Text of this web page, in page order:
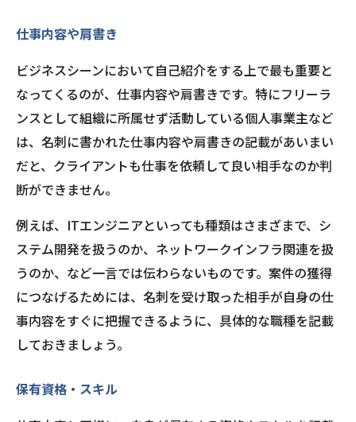
仕事内容や肩書き
ビジネスシーンにおいて自己紹介をする上で最も重要と
なってくるのが、仕事内容や肩書きです。特にフリーラ
ンスとして組織に所属せず活動している個人事業主など
は、名刺に書かれた仕事内容や肩書きの記載があいまい
だと、クライアントも仕事を依頼して良い相手なのか判
断ができません。
例えば、ITエンジニアといっても種類はさまざまで、シ
ステム開発を扱うのか、ネットワークインフラ関連を扱
うのか、など一言では伝わらないものです。案件の獲得
につなげるためには、名刺を受け取った相手が自身の仕
事内容をすぐに把握できるように、具体的な職種を記載
しておきましょう。
保有資格・スキル